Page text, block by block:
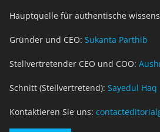
Hauptquelle für authentische
Gründer und CEO: Sukanta Parthib
Stellvertretender CEO und COO:
Schnitt (Stellvertretend): Sayedul
Kontaktieren Sie uns: